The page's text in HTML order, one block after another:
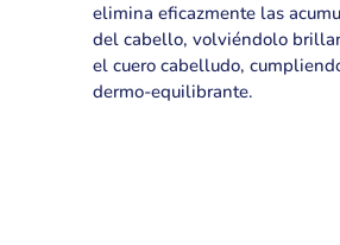
elimina eficazmente las
del cabello, volviéndolo
el cuero cabelludo,
dermo-equilibrante.